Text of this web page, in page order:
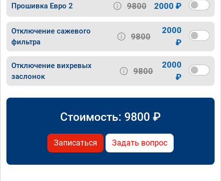
Прошивка Евро 2 9800 2000 ₽
Отключение сажевого
фильтра
9800
2000
₽
Отключение вихревых
заслонок
9800
2000
₽
Стоимость: 9800 ₽
Записаться Задать вопрос